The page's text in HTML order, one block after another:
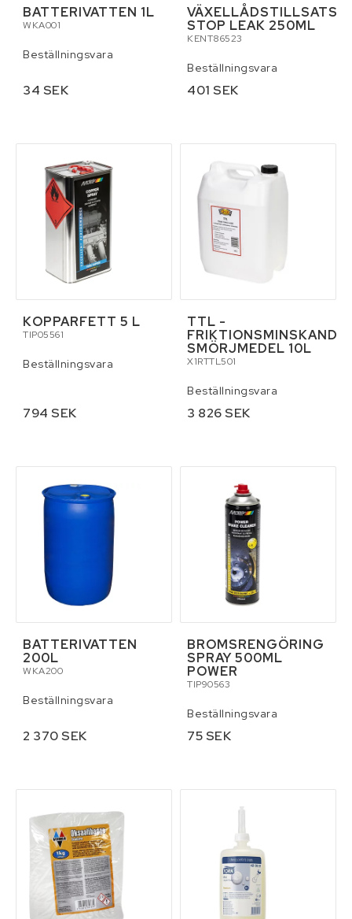
BATTERIVATTEN 1L
WKA001
Beställningsvara
34 SEK
VÄXELLÅDSTILLSATS
STOP LEAK 250ML
KENT86523
Beställningsvara
401 SEK
KOPPARFETT 5 L
TIP05561
Beställningsvara
794 SEK
TTL -
FRIKTIONSMINSKANDE
SMÖRJMEDEL 10L
X1RTTL501
Beställningsvara
3 826 SEK
BATTERIVATTEN
200L
WKA200
Beställningsvara
2 370 SEK
BROMSRENGÖRING
SPRAY 500ML
POWER
TIP90563
Beställningsvara
75 SEK